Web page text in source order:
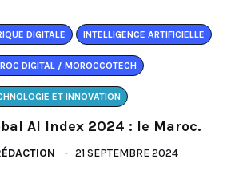
DIGITALE INTELLIGENCE ARTIFICIELLE
DIGITAL / MOROCCOTECH
ET INNOVATION
AI Index 2024 : le Maroc.
21 SEPTEMBRE 2024